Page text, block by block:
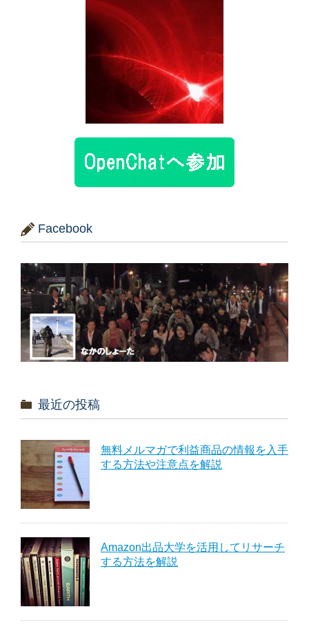
Facebook
最近の投稿
無料メルマガで利益商品の情報を入手
する方法や注意点を解説
Amazon出品大学を活用してリサーチ
する方法を解説